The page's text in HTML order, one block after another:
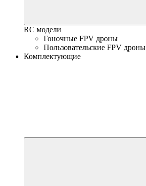
RC модели
Гоночные FPV дроны
Пользовательские FPV дроны
Комплектующие